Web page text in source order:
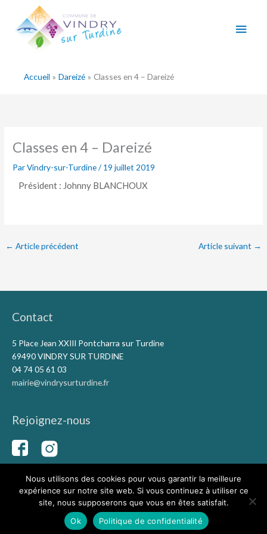
contenu
Accueil Dareizé Classes en 4 – Dareizé
Classes en 4 – Dareizé
ParVindry-sur-Turdine/ 19 juillet 2019
Président : Johnny BLANCHOUX
← Article précédent Article suivant →
Contact
5 Place Jean XXIII Pontcharra sur Turdine
69490 VINDRY SUR TURDINE
04 74 05 61 03
mairie@vindrysurturdine.fr
Rejoignez-nous
Copyright © 2026Vindry-sur-Turdine |Mentions légales
Conception du site Capolina
Nous utilisons des cookies pour vous garantir la meilleure
expérience sur notre site web. Si vous continuez à utiliser ce
site, nous supposerons que vous en êtes satisfait.
Ok
Politique de confidentialité